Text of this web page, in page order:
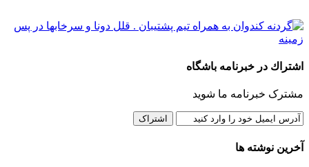
اشتراك در خبرنامه باشگاه
مشترک خبرنامه ما شوید
آخرین نوشته ها